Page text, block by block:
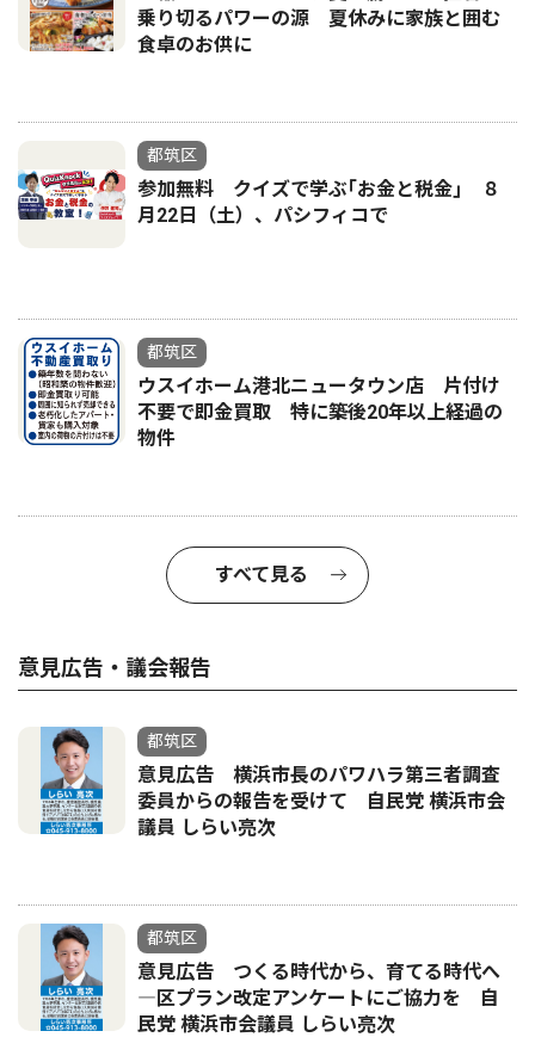
乗り切るパワーの源 夏休みに家族と囲む
食卓のお供に
都筑区
参加無料 クイズで学ぶ｢お金と税金｣ ８
月22日（土）、パシフィコで
都筑区
ウスイホーム港北ニュータウン店 片付け
不要で即金買取 特に築後20年以上経過の
物件
すべて見る
意見広告・議会報告
都筑区
意見広告 横浜市長のパワハラ第三者調査
委員からの報告を受けて 自民党 横浜市会
議員 しらい亮次
都筑区
意見広告 つくる時代から、育てる時代へ
―区プラン改定アンケートにご協力を 自
民党 横浜市会議員 しらい亮次